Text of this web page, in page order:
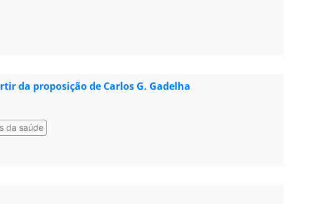
da proposição de Carlos G. Gadelha
da saúde